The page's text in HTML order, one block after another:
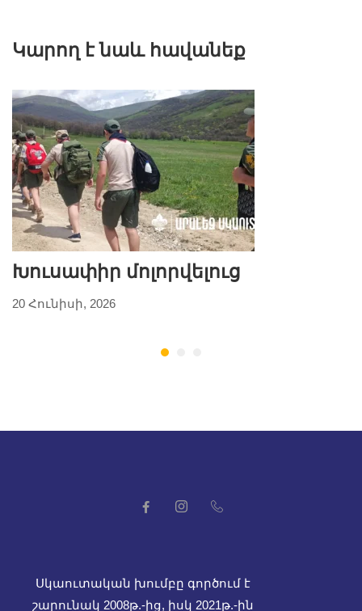
Կարող է նաև հավանեք
Խուսափիր մոլորվելուց
20 Հունիսի, 2026
Սկաուտական խումբը գործում է
շարունակ 2008թ.-ից, իսկ 2021թ.-ին